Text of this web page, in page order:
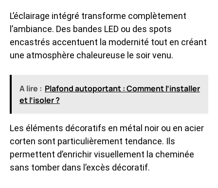
L’éclairage intégré transforme complètement
l’ambiance. Des bandes LED ou des spots
encastrés accentuent la modernité tout en créant
une atmosphère chaleureuse le soir venu.
A lire : Plafond autoportant : Comment l’installer
et l’isoler ?
Les éléments décoratifs en métal noir ou en acier
corten sont particulièrement tendance. Ils
permettent d’enrichir visuellement la cheminée
sans tomber dans l’excès décoratif.